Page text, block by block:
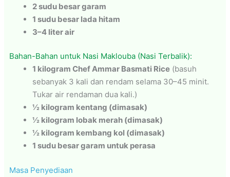
2 sudu besar garam
1 sudu besar lada hitam
3–4 liter air
Bahan-Bahan untuk Nasi Maklouba (Nasi Terbalik):
1 kilogram Chef Ammar Basmati Rice (basuh
sebanyak 3 kali dan rendam selama 30–45 minit.
Tukar air rendaman dua kali.)
½ kilogram kentang (dimasak)
½ kilogram lobak merah (dimasak)
½ kilogram kembang kol (dimasak)
1 sudu besar garam untuk perasa
Masa Penyediaan